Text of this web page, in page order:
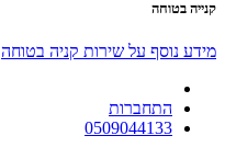
קנייה בטוחה
מידע נוסף על שירות קניה בטוחה
התחברות
0509044133